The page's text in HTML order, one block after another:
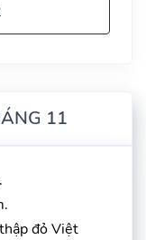
11
đỏ Việt